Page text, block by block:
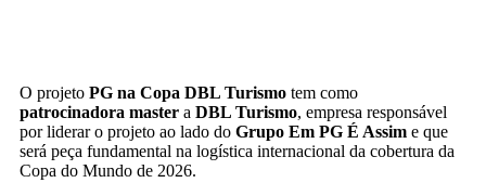
O projeto PG na Copa DBL Turismo tem como
patrocinadora master a DBL Turismo, empresa responsável
por liderar o projeto ao lado do Grupo Em PG É Assim e que
será peça fundamental na logística internacional da cobertura da
Copa do Mundo de 2026.